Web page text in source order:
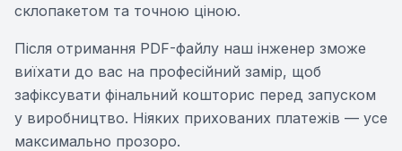
склопакетом та точною ціною.
Після отримання PDF-файлу наш інженер зможе
виїхати до вас на професійний замір, щоб
зафіксувати фінальний кошторис перед запуском
у виробництво. Ніяких прихованих платежів — усе
максимально прозоро.